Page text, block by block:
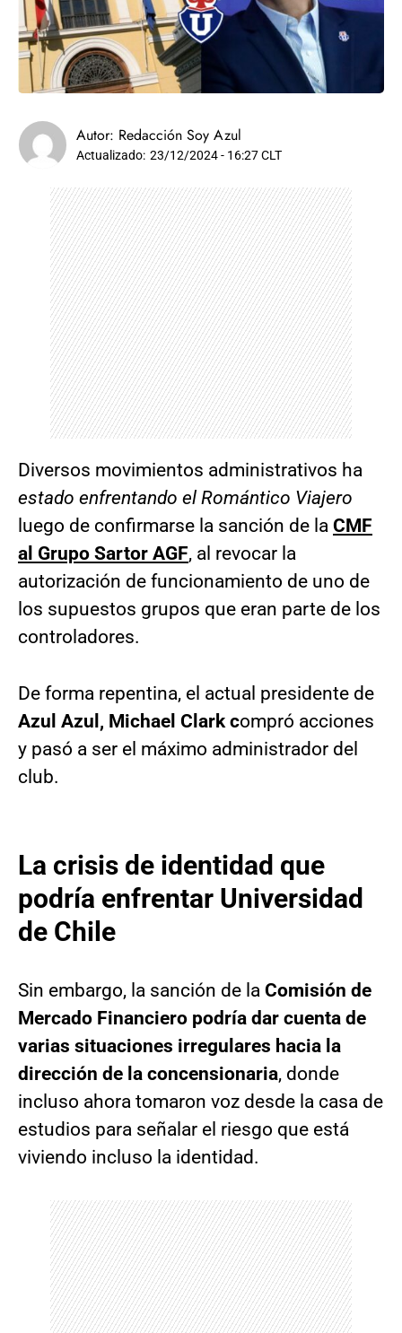
Autor: Redacción Soy Azul
Actualizado: 23/12/2024 - 16:27 CLT
Diversos movimientos administrativos ha
estado enfrentando el Romántico Viajero
luego de confirmarse la sanción de la CMF
al Grupo Sartor AGF, al revocar la
autorización de funcionamiento de uno de
los supuestos grupos que eran parte de los
controladores.
De forma repentina, el actual presidente de
Azul Azul, Michael Clark compró acciones
y pasó a ser el máximo administrador del
club.
La crisis de identidad que
podría enfrentar Universidad
de Chile
Sin embargo, la sanción de la Comisión de
Mercado Financiero podría dar cuenta de
varias situaciones irregulares hacia la
dirección de la concensionaria, donde
incluso ahora tomaron voz desde la casa de
estudios para señalar el riesgo que está
viviendo incluso la identidad.